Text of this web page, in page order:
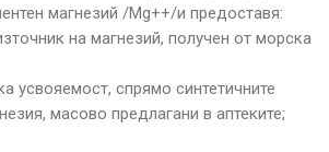
магнезий /Mg++/и предоставя:
на магнезий, получен от морска
усвояемост, спрямо синтетичните
масово предлагани в аптеките;